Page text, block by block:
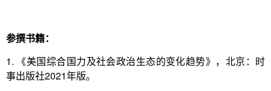
参撰书籍：
1. 《美国综合国力及社会政治生态的变化趋势》，北京：时
事出版社2021年版。